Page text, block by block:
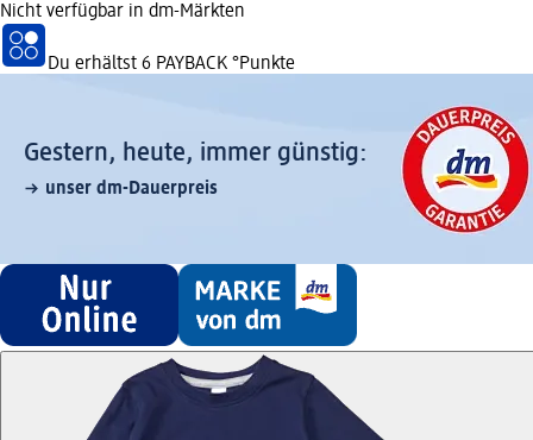
Nicht verfügbar in dm-Märkten
Du erhältst 6 PAYBACK °Punkte
Gestern, heute, immer günstig:
unser dm-Dauerpreis